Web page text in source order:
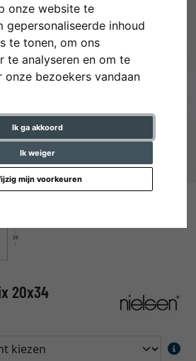
onze website te
gepersonaliseerde inhoud
te tonen, om ons
te analyseren en om te
onze bezoekers vandaan
Ik ga akkoord
Ik weiger
mijn voorkeuren
20x34